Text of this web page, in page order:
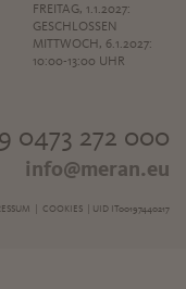
FREITAG, 1.1.2027:
GESCHLOSSEN
MITTWOCH, 6.1.2027:
10:00-13:00 UHR
0473 272 000
info@meran.eu
COOKIES | UID IT00197440217